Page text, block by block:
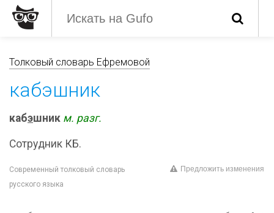
Толковый словарь Ефремовой
кабэшник
кабэшник м. разг.
Сотрудник КБ.
Современный толковый словарь
русского языка
Предложить изменения